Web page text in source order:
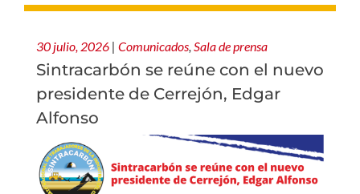
30 julio, 2026 | Comunicados, Sala de prensa
Sintracarbón se reúne con el nuevo
presidente de Cerrejón, Edgar
Alfonso